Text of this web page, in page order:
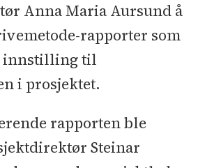
Anna Maria Aursund å
rapporter som
innstilling til
i prosjektet.
rapporten ble
Steinar